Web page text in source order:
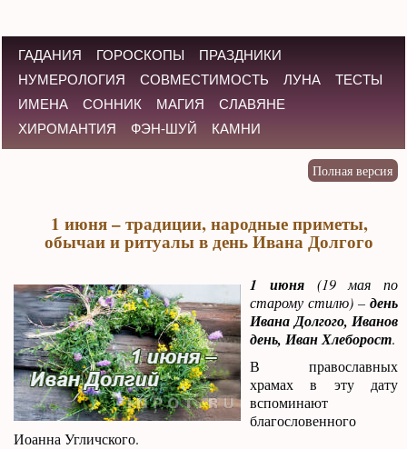
ГАДАНИЯ ГОРОСКОПЫ
ПРАЗДНИКИ
НУМЕРОЛОГИЯ
СОВМЕСТИМОСТЬ ЛУНА
ТЕСТЫ
ИМЕНА
СОННИК МАГИЯ
СЛАВЯНЕ
ХИРОМАНТИЯ
ФЭН-ШУЙ КАМНИ
1 июня – традиции, народные приметы,
обычаи и ритуалы в день Ивана Долгого
1 июня(19 мая по
старому стилю) – день
Ивана Долгого, Иванов
день, Иван Хлеборост.
В православных
храмах в эту дату
вспоминают
благословенного
Иоанна Угличского.